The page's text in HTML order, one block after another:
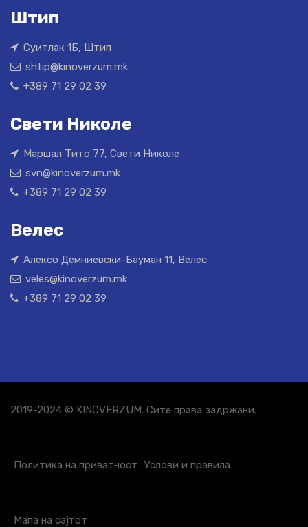
Штип
Суитлак 1Б, Штип
shtip@kinoverzum.mk
+389 71 29 02 39
Свети Николе
Маршал Тито 77, Свети Николе
svn@kinoverzum.mk
+389 71 29 02 39
Велес
Алексо Демниевски-Бауман 11, Велес
veles@kinoverzum.mk
+389 71 29 02 39
2019-2024 © KINOVERZUM. Сите права задржани.
Политика на приватност Услови и правила
Мапа на сајтот